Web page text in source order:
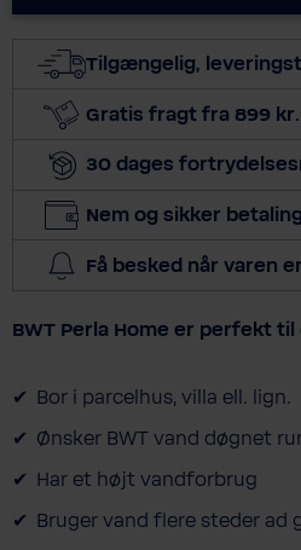
Tilgængelig,
Gratis fragt fra 899 kr.
30 dages
Nem og sikker betaling
Få besked når varen
BWT Perla Home er perfekt til
Bor i parcelhus, villa ell. lign.
Ønsker BWT vand døgnet
Har et højt vandforbrug
Bruger vand flere steder ad